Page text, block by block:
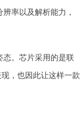
率以及解析能力，
态。芯片采用的是联
，也因此让这样一款